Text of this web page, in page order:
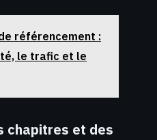
référencement :
le trafic et le
chapitres et des